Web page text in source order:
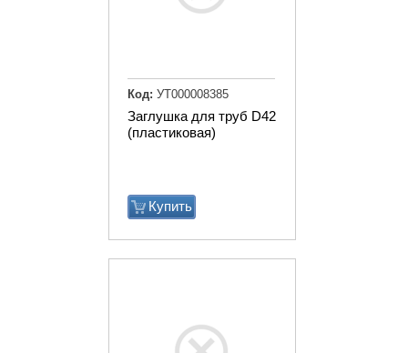
Заглушка для труб D42
(пластиковая)
Купить
Код: УТ000008385